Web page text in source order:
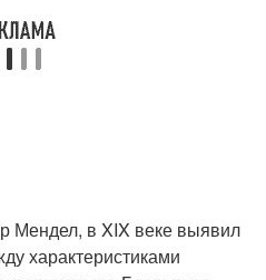
Мендел, в XIX веке выявил
характеристиками